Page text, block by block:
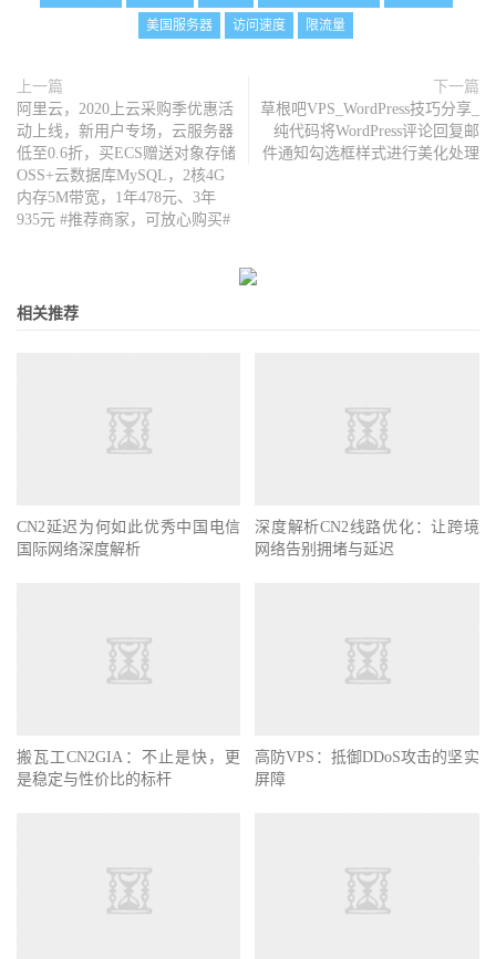
美国服务器
访问速度 限流量
上一篇
阿里云，2020上云采购季优惠活
动上线，新用户专场，云服务器
低至0.6折，买ECS赠送对象存储
OSS+云数据库MySQL，2核4G
内存5M带宽，1年478元、3年
935元 #推荐商家，可放心购买#
下一篇
草根吧VPS_WordPress技巧分享_
纯代码将WordPress评论回复邮
件通知勾选框样式进行美化处理
相关推荐
CN2延迟为何如此优秀中国电信
国际网络深度解析
深度解析CN2线路优化：让跨境
网络告别拥堵与延迟
搬瓦工CN2GIA：不止是快，更
是稳定与性价比的标杆
高防VPS：抵御DDoS攻击的坚实
屏障